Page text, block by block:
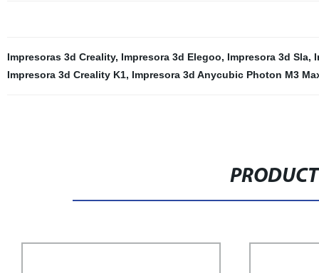
Impresoras 3d Creality, Impresora 3d Elegoo, Impresora 3d Sla,
Impresora 3d Creality K1, Impresora 3d Anycubic Photon M3